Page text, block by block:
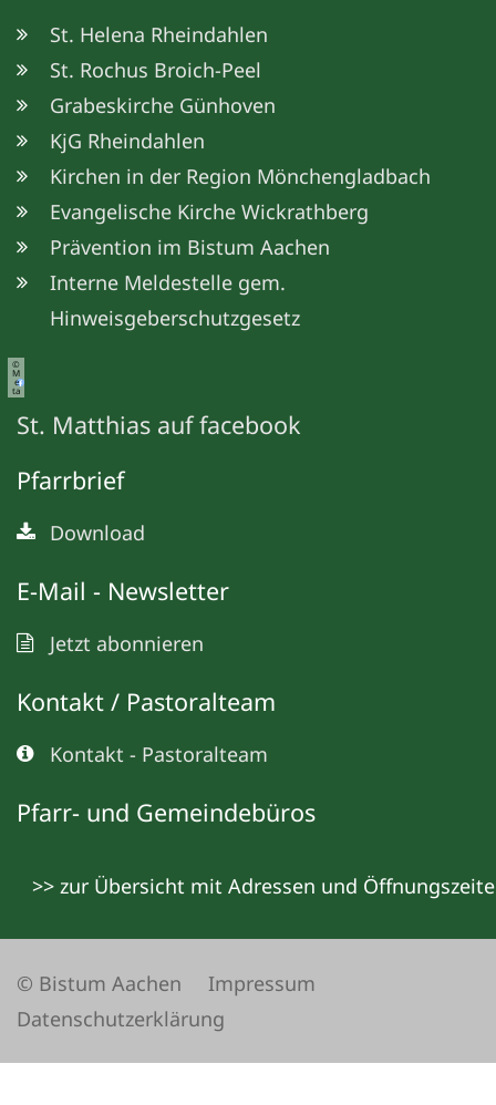
St. Helena Rheindahlen
St. Rochus Broich-Peel
Grabeskirche Günhoven
KjG Rheindahlen
Kirchen in der Region Mönchengladbach
Evangelische Kirche Wickrathberg
Prävention im Bistum Aachen
Interne Meldestelle gem.
Hinweisgeberschutzgesetz
©
M
e
ta
St. Matthias auf facebook
Pfarrbrief
Download
E-Mail - Newsletter
Jetzt abonnieren
Kontakt / Pastoralteam
Kontakt - Pastoralteam
Pfarr- und Gemeindebüros
>> zur Übersicht mit Adressen und
© Bistum Aachen
Impressum
Datenschutzerklärung